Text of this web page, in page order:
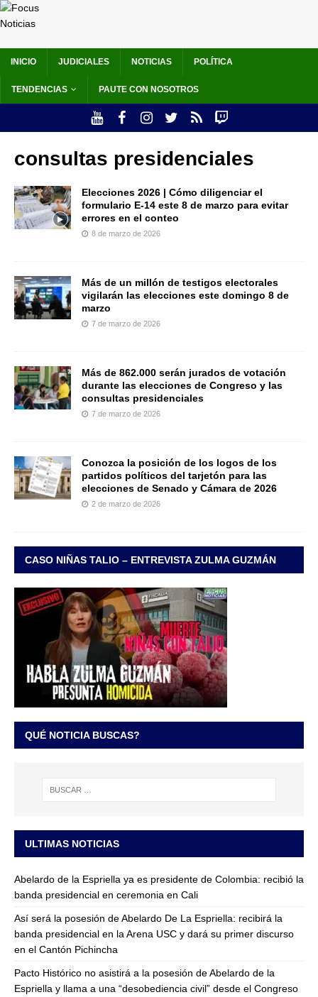
INICIO JUDICIALES NOTICIAS POLÍTICA
TENDENCIAS PAUTE CON NOSOTROS
consultas presidenciales
Elecciones 2026 | Cómo diligenciar el
formulario E-14 este 8 de marzo para evitar
errores en el conteo
8 de marzo de 2026
Más de un millón de testigos electorales
vigilarán las elecciones este domingo 8 de
marzo
7 de marzo de 2026
Más de 862.000 serán jurados de votación
durante las elecciones de Congreso y las
consultas presidenciales
7 de marzo de 2026
Conozca la posición de los logos de los
partidos políticos del tarjetón para las
elecciones de Senado y Cámara de 2026
2 de marzo de 2026
CASO NIÑAS TALIO – ENTREVISTA ZULMA GUZMÁN
QUÉ NOTICIA BUSCAS?
ULTIMAS NOTICIAS
Abelardo de la Espriella ya es presidente de Colombia: recibió la
banda presidencial en ceremonia en Cali
Así será la posesión de Abelardo De La Espriella: recibirá la
banda presidencial en la Arena USC y dará su primer discurso
en el Cantón Pichincha
Pacto Histórico no asistirá a la posesión de Abelardo de la
Espriella y llama a una “desobediencia civil” desde el Congreso